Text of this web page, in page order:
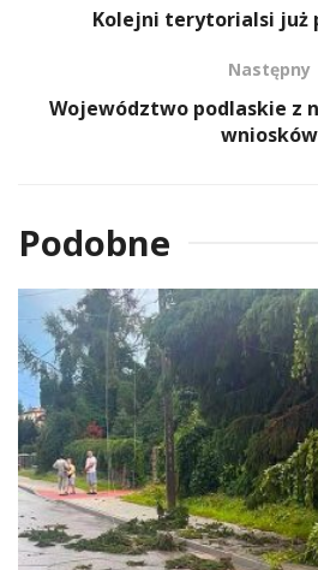
Kolejni terytorialsi już
Następny
Województwo podlaskie z
wniosków
Podobne